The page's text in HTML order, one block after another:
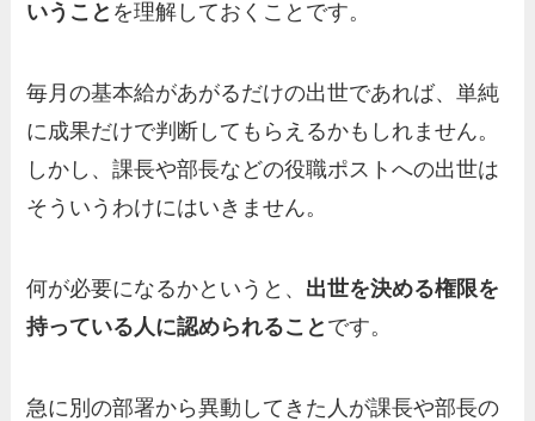
いうこと を理解しておくことです。
毎月の基本給があがるだけの出世であれば、単純
に成果だけで判断してもらえるかもしれません。
しかし、課長や部長などの役職ポストへの出世は
そういうわけにはいきません。
何が必要になるかというと、 出世を決める権限を
持っている人に認められること です。
急に別の部署から異動してきた人が課長や部長の